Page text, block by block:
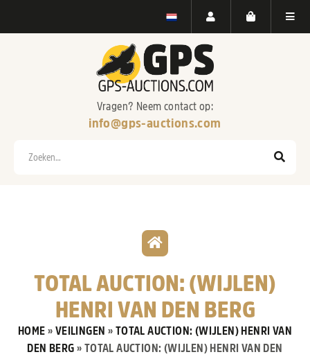
Vragen? Neem contact op:
info@gps-auctions.com
Overzicht
TOTAL AUCTION: (WIJLEN)
HENRI VAN DEN BERG
HOME » VEILINGEN » TOTAL AUCTION: (WIJLEN) HENRI VAN
DEN BERG » TOTAL AUCTION: (WIJLEN) HENRI VAN DEN